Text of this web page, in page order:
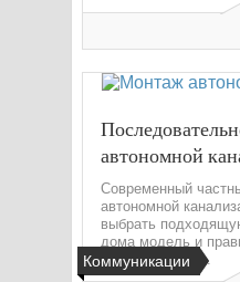
Коммуникации
автономной
Современный
автономной
выбрать
дома модель и
смонтировать....